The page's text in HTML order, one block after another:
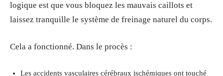
logique est que vous bloquez les mauvais caillots et
laissez tranquille le système de freinage naturel du corps.
Cela a fonctionné. Dans le procès :
Les accidents vasculaires cérébraux ischémiques ont touché